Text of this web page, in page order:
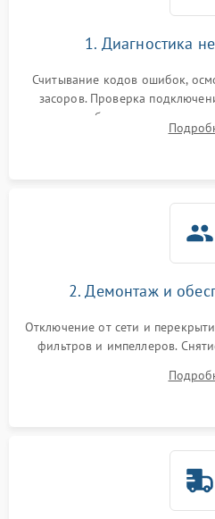
1. Диагностика
Считывание кодов ошибок,
засоров. Проверка
жалоб на отсутствие
разбрызгивателей или
2. Демонтаж и
Отключение от сети и
фильтров и импеллеров.
циркуляционному насосу,